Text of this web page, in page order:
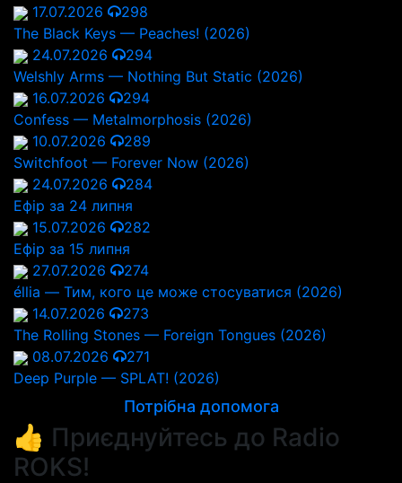
17.07.2026
298
The Black Keys — Peaches! (2026)
24.07.2026
294
Welshly Arms — Nothing But Static (2026)
16.07.2026
294
Confess — Metalmorphosis (2026)
10.07.2026
289
Switchfoot — Forever Now (2026)
24.07.2026
284
Ефір за 24 липня
15.07.2026
282
Ефір за 15 липня
27.07.2026
274
éllia — Тим, кого це може стосуватися (2026)
14.07.2026
273
The Rolling Stones — Foreign Tongues (2026)
08.07.2026
271
Deep Purple — SPLAT! (2026)
Потрібна допомога
👍 Приєднуйтесь до Radio
ROKS!